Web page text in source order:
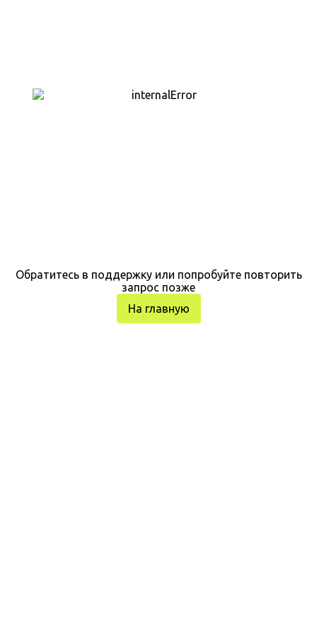
Обратитесь в поддержку или попробуйте повторить
запрос позже
На главную